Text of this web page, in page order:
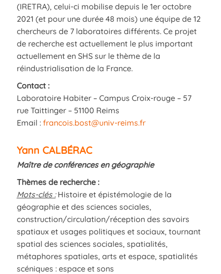
(IRETRA), celui-ci mobilise depuis le 1er octobre
2021 (et pour une durée 48 mois) une équipe de 12
chercheurs de 7 laboratoires différents. Ce projet
de recherche est actuellement le plus important
actuellement en SHS sur le thème de la
réindustrialisation de la France.
Contact :
Laboratoire Habiter – Campus Croix-rouge – 57
rue Taittinger – 51100 Reims
Email : francois.bost@univ-reims.fr
Yann CALBÉRAC
Maître de conférences en géographie
Thèmes de recherche :
Mots-clés :Histoire et épistémologie de la
géographie et des sciences sociales,
construction/circulation/réception des savoirs
spatiaux et usages politiques et sociaux, tournant
spatial des sciences sociales, spatialités,
métaphores spatiales, arts et espace, spatialités
scéniques : espace et sons